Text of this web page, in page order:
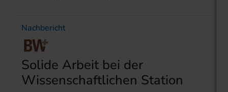
Nachbericht
Solide Arbeit bei der
Wissenschaftlichen Station